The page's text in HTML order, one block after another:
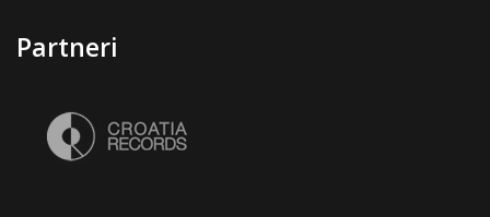
Partneri